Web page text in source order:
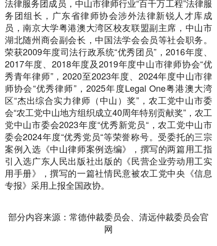
法律服务团成员，中山市律师行业“百千万工程”法律服
务团组长，广东省律师协会涉外法律新锐人才库成
员，南京大学粤港澳大湾区校友联盟副主席，中山市
湖北随州商会副会长，中国法学会会员等社会职务。
荣获2009年度司法行政系统“优秀团员”，2016年度、
2017年度、2018年度及2019年度中山市律师协会“优
秀青年律师”，2020至2023年度、2024年度中山市律
师协会“优秀律师”，2025年度Legal One粤港澳大湾
区“杰出综合实力律师（中山）奖”，农工党中山市委
会“农工党中山地方组织成立40周年特别贡献奖”，农工
党中山市委会2023年度“优秀新党员“，农工党中山市
委会2024年度“优秀党员“等荣誉称号。受委托的三宗
案例入选《中山律师案例选编》，撰写的两篇用工指
引入选广东人民出版社出版的《民营企业劳动用工实
用手册》，撰写的一篇社情民意被农工党中央《信息
专报》采用上报全国政协。
部分内容来源：常德仲裁委员会、清远仲裁委员会官
网